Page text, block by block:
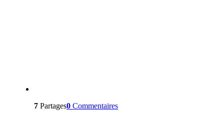
7 Partages0 Commentaires